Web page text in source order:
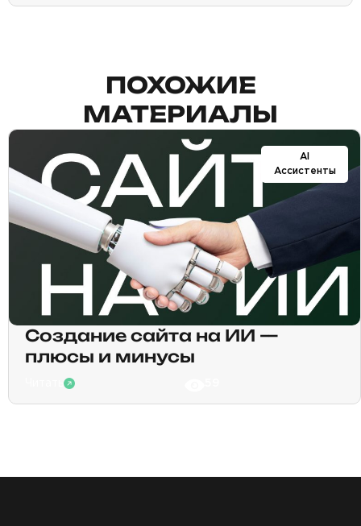
ПОХОЖИЕ
МАТЕРИАЛЫ
AI
Ассистенты
Создание сайта на ИИ —
плюсы и минусы